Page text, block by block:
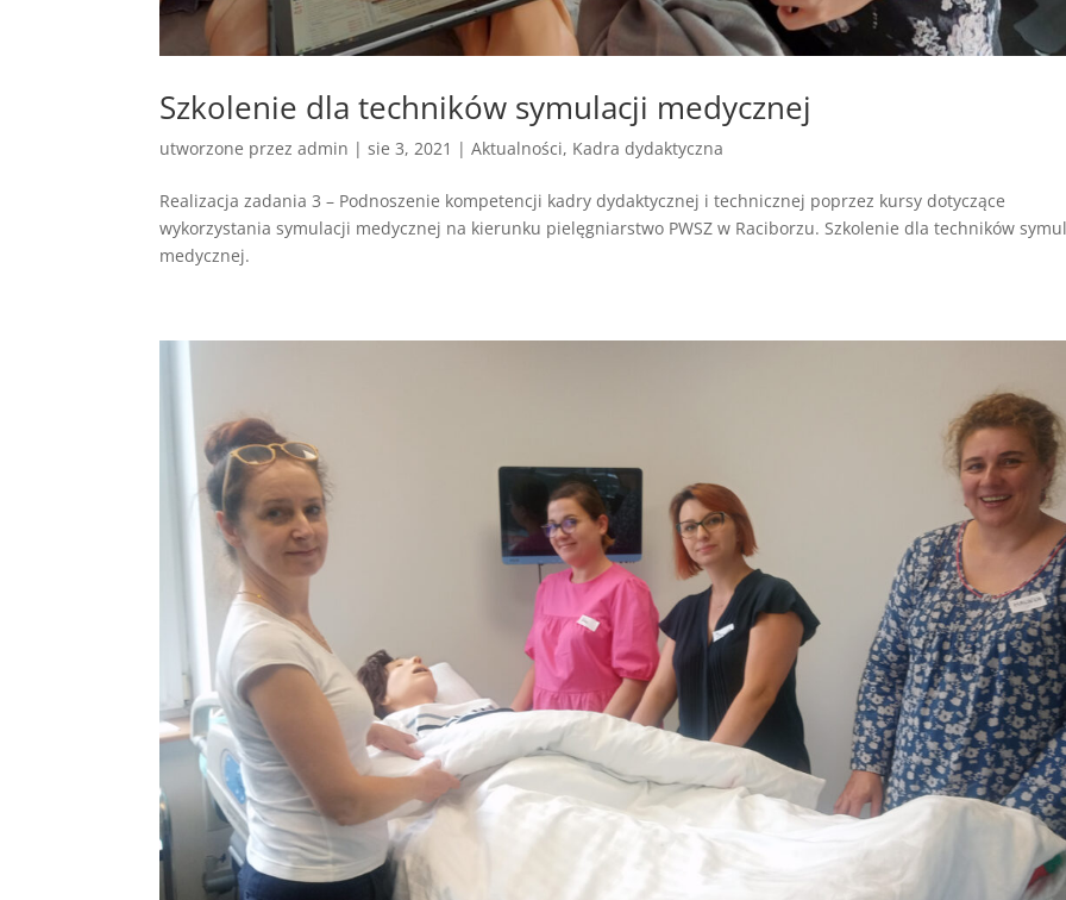
Szkolenie dla techników symulacji medycznej
utworzone przezadmin |sie 3, 2021 |Aktualności, Kadra dydaktyczna
Realizacja zadania 3 – Podnoszenie kompetencji kadry dydaktycznej i technicznej poprzez kursy dotyczące
wykorzystania symulacji medycznej na kierunku pielęgniarstwo PWSZ w Raciborzu. Szkolenie dla techników
medycznej.